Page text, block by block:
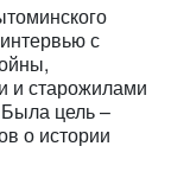
с
и старожилами
цель –
о истории